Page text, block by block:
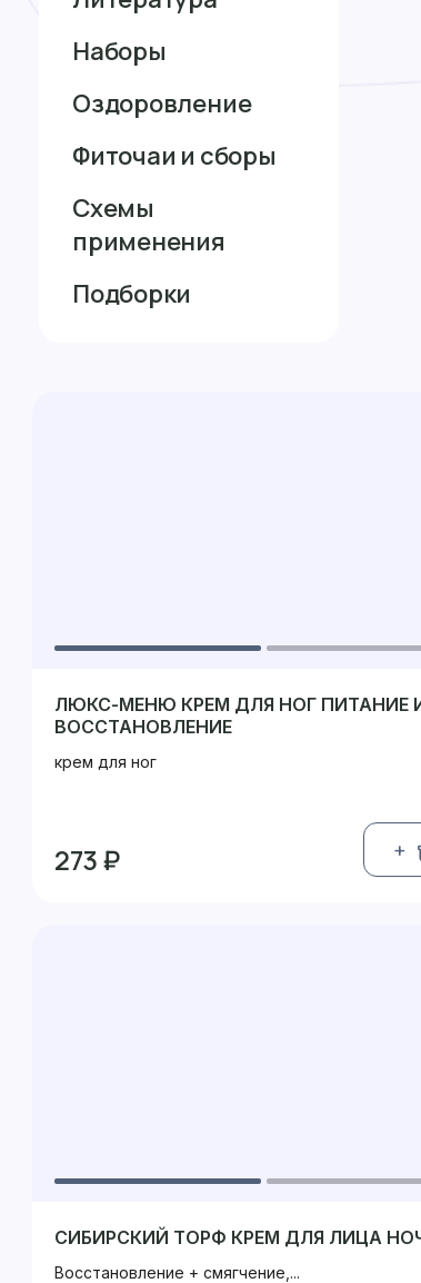
Наборы
Оздоровление
Фиточаи и сборы
Схемы
применения
Подборки
ЛЮКС-МЕНЮ КРЕМ ДЛЯ НОГ ПИТАНИЕ
ВОССТАНОВЛЕНИЕ
крем для ног
273 ₽ +
СИБИРСКИЙ ТОРФ КРЕМ ДЛЯ ЛИЦА
Восстановление + смягчение,...